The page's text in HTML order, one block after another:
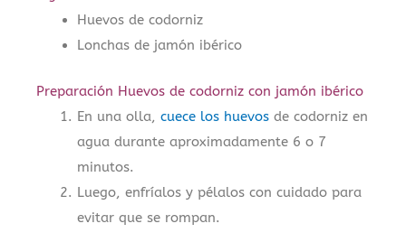
Huevos de codorniz
Lonchas de jamón ibérico
Preparación Huevos de codorniz con jamón ibérico
En una olla,cuece los huevos de codorniz en
agua durante aproximadamente 6 o 7
minutos.
Luego, enfríalos y pélalos con cuidado para
evitar que se rompan.